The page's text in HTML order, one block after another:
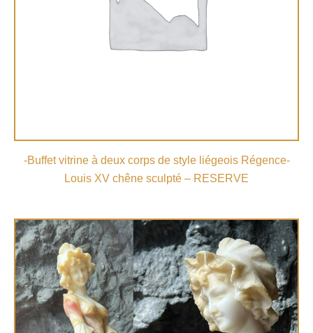
-Buffet vitrine à deux corps de style liégeois Régence-
Louis XV chêne sculpté – RESERVE